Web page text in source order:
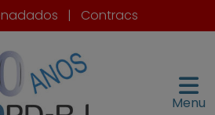
| Contracs
Menu